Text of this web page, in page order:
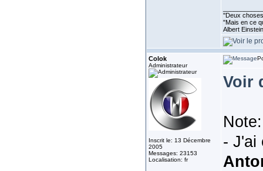
''Deux
"Mais en ce
Albert
Colok
Administrateur
Inscrit le: 13 Décembre
2005
Messages: 23153
Localisation: fr
Voir
Note:
- J'ai